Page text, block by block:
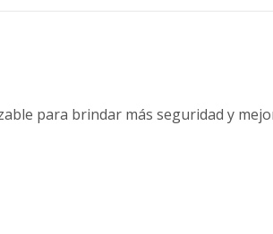
para brindar más seguridad y